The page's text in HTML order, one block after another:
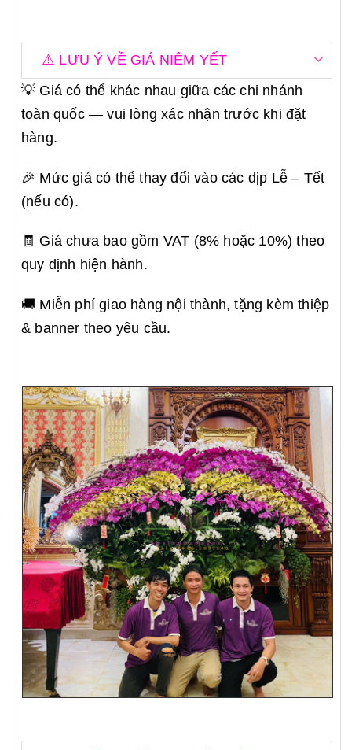
⚠️ LƯU Ý VỀ GIÁ NIÊM YẾT
💡 Giá có thể khác nhau giữa các chi nhánh
toàn quốc — vui lòng xác nhận trước khi đặt
hàng.
🎉 Mức giá có thể thay đổi vào các dịp Lễ – Tết
(nếu có).
🧾 Giá chưa bao gồm VAT (8% hoặc 10%) theo
quy định hiện hành.
🚚 Miễn phí giao hàng nội thành, tặng kèm thiệp
& banner theo yêu cầu.